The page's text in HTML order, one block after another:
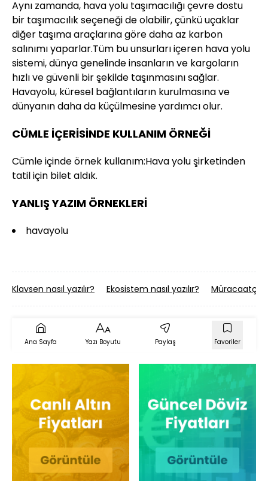
Aynı zamanda, hava yolu taşımacılığı çevre dostu
bir taşımacılık seçeneği de olabilir, çünkü uçaklar
diğer taşıma araçlarına göre daha az karbon
salınımı yaparlar.Tüm bu unsurları içeren hava yolu
sistemi, dünya genelinde insanların ve kargoların
hızlı ve güvenli bir şekilde taşınmasını sağlar.
Havayolu, küresel bağlantıların kurulmasına ve
dünyanın daha da küçülmesine yardımcı olur.
CÜMLE İÇERİSİNDE KULLANIM ÖRNEĞİ
Cümle içinde örnek kullanım:Hava yolu şirketinden
tatil için bilet aldık.
YANLIŞ YAZIM ÖRNEKLERİ
havayolu
Klavsen nasıl yazılır? Ekosistem nasıl yazılır? Müracaatçı
Ana Sayfa Yazı Boyutu Paylaş Favoriler